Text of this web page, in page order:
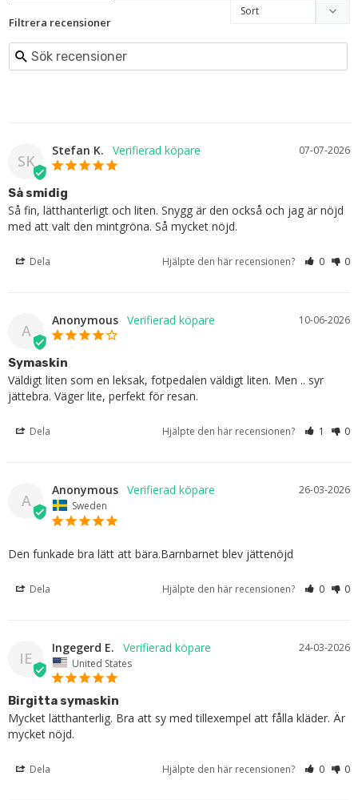
Filtrera recensioner
SK
07-07-2026
Stefan K.
Så smidig
Så fin, lätthanterligt och liten. Snygg är den också och jag är nöjd
med att valt den mintgröna. Så mycket nöjd.
Dela Hjälpte den här recensionen? 0 0
A
10-06-2026
Anonymous
Symaskin
Väldigt liten som en leksak, fotpedalen väldigt liten. Men .. syr
jättebra. Väger lite, perfekt för resan.
Dela Hjälpte den här recensionen? 1 0
A
26-03-2026
Anonymous
Sweden
Den funkade bra lätt att bära.Barnbarnet blev jättenöjd
Dela Hjälpte den här recensionen? 0 0
IE
24-03-2026
Ingegerd E.
United States
Birgitta symaskin
Mycket lätthanterlig. Bra att sy med tillexempel att fålla kläder. Är
mycket nöjd.
Dela Hjälpte den här recensionen? 0 0